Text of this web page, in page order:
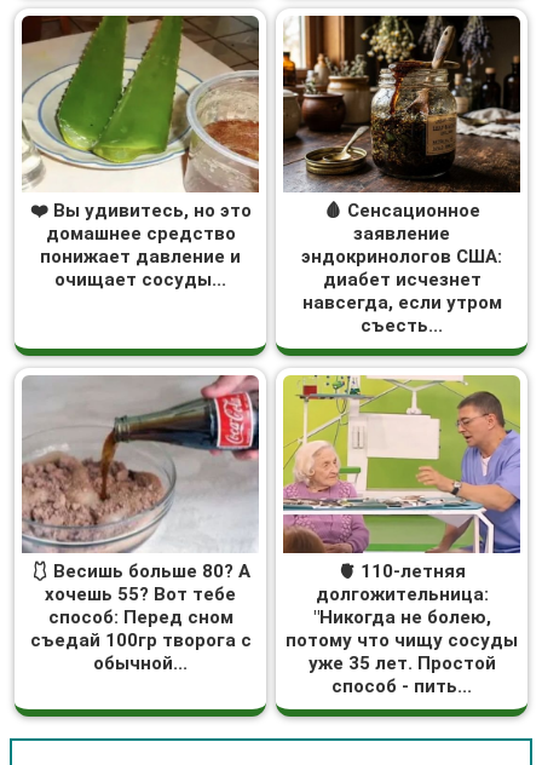
❤️ Вы удивитесь, но это
домашнее средство
понижает давление и
очищает сосуды...
🩸 Сенсационное
заявление
эндокринологов США:
диабет исчезнет
навсегда, если утром
съесть...
🩱 Весишь больше 80? А
хочешь 55? Вот тебе
способ: Перед сном
съедай 100гр творога с
обычной...
🫀 110-летняя
долгожительница:
"Никогда не болею,
потому что чищу сосуды
уже 35 лет. Простой
способ - пить...